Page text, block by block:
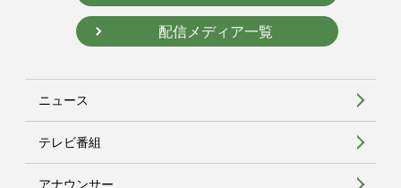
配信メディア一覧
ニュース
テレビ番組
アナウンサー